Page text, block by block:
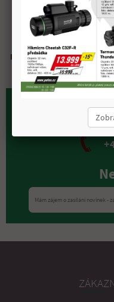
Doprava zdarma
nad 2 000 Kč
Rychlá